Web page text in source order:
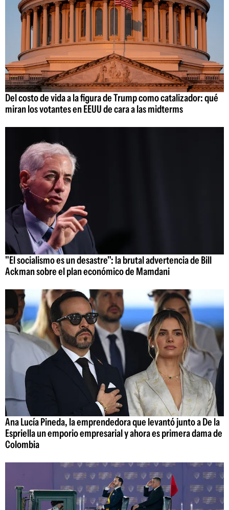
Del costo de vida a la figura de Trump como catalizador: qué
miran los votantes en EEUU de cara a las midterms
"El socialismo es un desastre": la brutal advertencia de Bill
Ackman sobre el plan económico de Mamdani
Ana Lucía Pineda, la emprendedora que levantó junto a De la
Espriella un emporio empresarial y ahora es primera dama de
Colombia